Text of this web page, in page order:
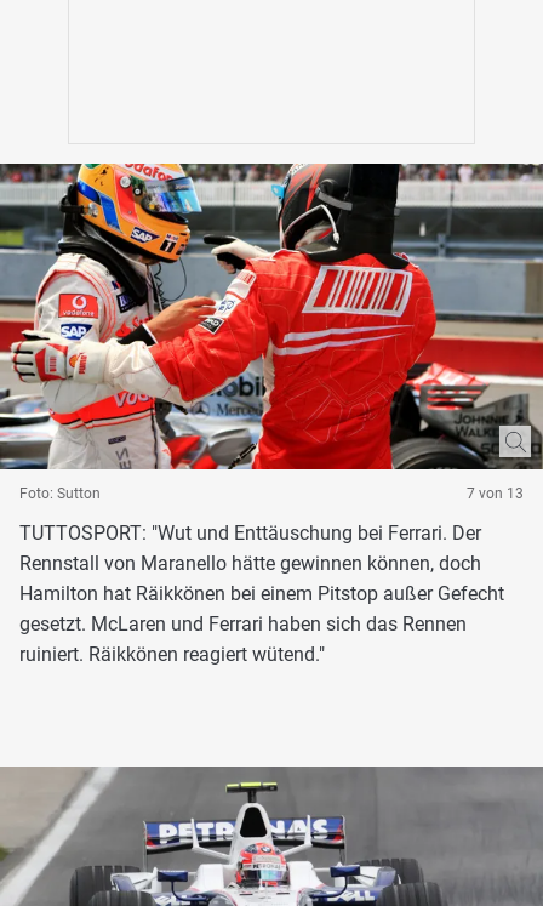
Foto: Sutton 7 von 13
TUTTOSPORT: "Wut und Enttäuschung bei Ferrari. Der
Rennstall von Maranello hätte gewinnen können, doch
Hamilton hat Räikkönen bei einem Pitstop außer Gefecht
gesetzt. McLaren und Ferrari haben sich das Rennen
ruiniert. Räikkönen reagiert wütend."